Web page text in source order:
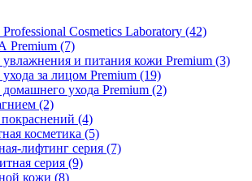
Cosmetics Laboratory (42)
Premium (7)
увлажнения и питания кожи Premium (3)
за лицом Premium (19)
домашнего ухода Premium (2)
(2)
(4)
косметика (5)
лифтинг серия (7)
серия (9)
кожи (8)